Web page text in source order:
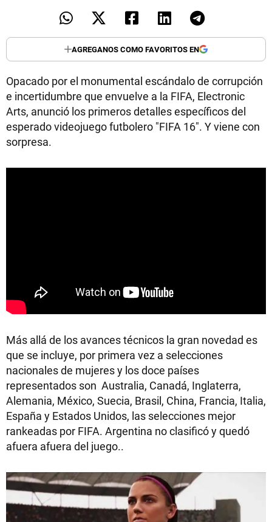
AGREGANOS COMO FAVORITOS EN
Opacado por el monumental escándalo de corrupción
e incertidumbre que envuelve a la FIFA, Electronic
Arts, anunció los primeros detalles específicos del
esperado videojuego futbolero "FIFA 16". Y viene con
sorpresa.
Más allá de los avances técnicos la gran novedad es
que se incluye, por primera vez a selecciones
nacionales de mujeres y los doce países
representados son Australia, Canadá, Inglaterra,
Alemania, México, Suecia, Brasil, China, Francia, Italia,
España y Estados Unidos, las selecciones mejor
rankeadas por FIFA. Argentina no clasificó y quedó
afuera afuera del juego..